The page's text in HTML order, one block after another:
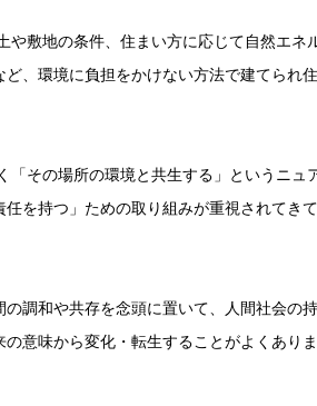
や敷地の条件、住まい方に応じて自然エネ
、環境に負担をかけない方法で建てられ住
「その場所の環境と共生する」というニュ
を持つ」ための取り組みが重視されてきて
調和や共存を念頭に置いて、人間社会の持
意味から変化・転生することがよくありま